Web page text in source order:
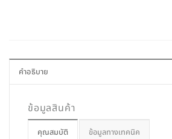
คำอธิบาย
ข้อมูลสินค้า
คุณสมบัติ ข้อมูลทางเทคนิค